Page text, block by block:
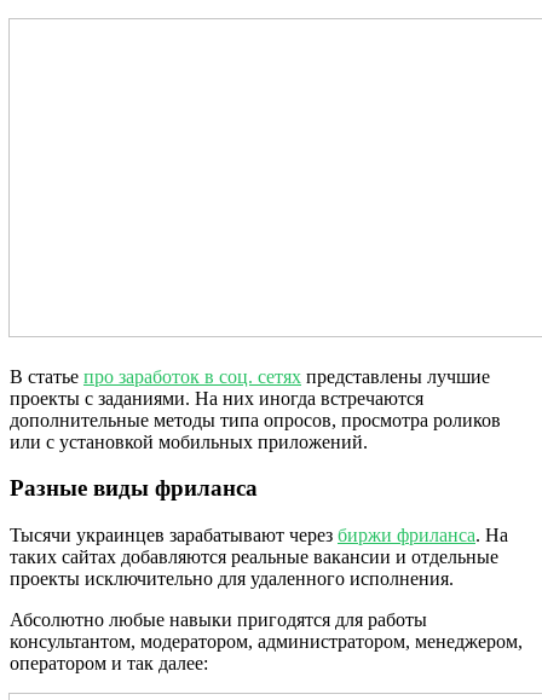
В статье про заработок в соц. сетях представлены лучшие
проекты с заданиями. На них иногда встречаются
дополнительные методы типа опросов, просмотра роликов
или с установкой мобильных приложений.
Разные виды фриланса
Тысячи украинцев зарабатывают через биржи фриланса. На
таких сайтах добавляются реальные вакансии и отдельные
проекты исключительно для удаленного исполнения.
Абсолютно любые навыки пригодятся для работы
консультантом, модератором, администратором, менеджером,
оператором и так далее: